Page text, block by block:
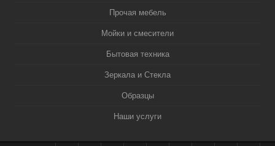
Прочая мебель
Мойки и смесители
Бытовая техника
Зеркала и Стекла
Образцы
Наши услуги